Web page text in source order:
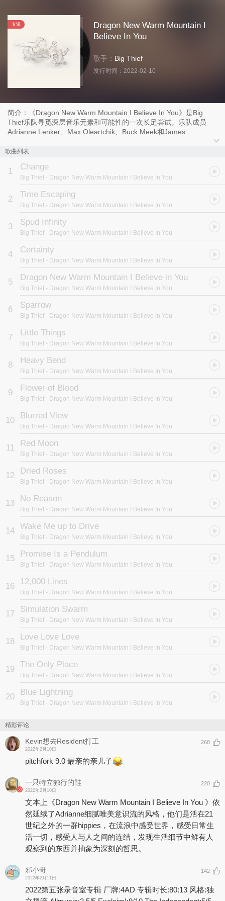
专辑
Dragon New Warm Mountain I
Believe In You
歌手： Big Thief
发行时间： 2022-02-10
简介：《Dragon New Warm Mountain I Believe In You》是Big
Thief乐队寻觅深层音乐元素和可能性的一次长足尝试。乐队成员
Adrianne Lenker、Max Oleartchik、Buck Meek和James
Krivchenia决定将2020年前后感受到的关于个人、音乐、家庭的成长
拆分为四段截然不同的录音记录，分别在纽约、多盘加峡谷、落基山
20首入选专辑，形成一场流畅真挚的大冒险。开诚布公、绝不教条，
所有Big Thief之前专辑中的特质都再次被放大，呈现出更深、更宽、
歌曲列表
1 Change
Big Thief - Dragon New Warm Mountain I Believe In You
2 Time Escaping
Big Thief - Dragon New Warm Mountain I Believe In You
3 Spud Infinity
Big Thief - Dragon New Warm Mountain I Believe In You
4 Certainty
Big Thief - Dragon New Warm Mountain I Believe In You
5 Dragon New Warm Mountain I Believe in You
Big Thief - Dragon New Warm Mountain I Believe In You
6 Sparrow
Big Thief - Dragon New Warm Mountain I Believe In You
7 Little Things
Big Thief - Dragon New Warm Mountain I Believe In You
8 Heavy Bend
Big Thief - Dragon New Warm Mountain I Believe In You
9 Flower of Blood
Big Thief - Dragon New Warm Mountain I Believe In You
10 Blurred View
Big Thief - Dragon New Warm Mountain I Believe In You
11 Red Moon
Big Thief - Dragon New Warm Mountain I Believe In You
12 Dried Roses
Big Thief - Dragon New Warm Mountain I Believe In You
13 No Reason
Big Thief - Dragon New Warm Mountain I Believe In You
14 Wake Me up to Drive
Big Thief - Dragon New Warm Mountain I Believe In You
15 Promise Is a Pendulum
Big Thief - Dragon New Warm Mountain I Believe In You
16 12,000 Lines
Big Thief - Dragon New Warm Mountain I Believe In You
17 Simulation Swarm
Big Thief - Dragon New Warm Mountain I Believe In You
18 Love Love Love
Big Thief - Dragon New Warm Mountain I Believe In You
19 The Only Place
Big Thief - Dragon New Warm Mountain I Believe In You
20 Blue Lightning
Big Thief - Dragon New Warm Mountain I Believe In You
精彩评论
Kevin想去Resident打工
2022年2月10日
268
pitchfork 9.0 最亲的亲儿子
一只特立独行的鞋
2022年2月10日
220
文本上《Dragon New Warm Mountain I Believe In You 》依
然延续了Adrianne细腻唯美意识流的风格，他们是活在21
世纪之外的一群hippies，在流浪中感受世界，感受日常生
活一切，感受人与人之间的连结，发现生活细节中鲜有人
观察到的东西并抽象为深刻的哲思。
邪小哥
2022年2月11日
142
2022第五张录音室专辑 厂牌:4AD 专辑时长:80:13 风格:独